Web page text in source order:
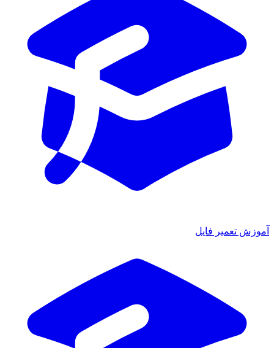
آموزش تعمیر فایل